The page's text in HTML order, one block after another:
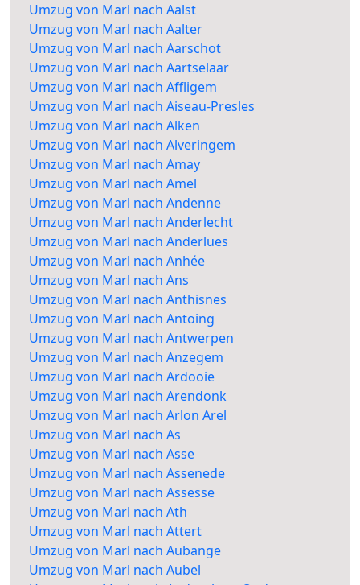
Umzug von Marl nach Aalst
Umzug von Marl nach Aalter
Umzug von Marl nach Aarschot
Umzug von Marl nach Aartselaar
Umzug von Marl nach Affligem
Umzug von Marl nach Aiseau-Presles
Umzug von Marl nach Alken
Umzug von Marl nach Alveringem
Umzug von Marl nach Amay
Umzug von Marl nach Amel
Umzug von Marl nach Andenne
Umzug von Marl nach Anderlecht
Umzug von Marl nach Anderlues
Umzug von Marl nach Anhée
Umzug von Marl nach Ans
Umzug von Marl nach Anthisnes
Umzug von Marl nach Antoing
Umzug von Marl nach Antwerpen
Umzug von Marl nach Anzegem
Umzug von Marl nach Ardooie
Umzug von Marl nach Arendonk
Umzug von Marl nach Arlon Arel
Umzug von Marl nach As
Umzug von Marl nach Asse
Umzug von Marl nach Assenede
Umzug von Marl nach Assesse
Umzug von Marl nach Ath
Umzug von Marl nach Attert
Umzug von Marl nach Aubange
Umzug von Marl nach Aubel